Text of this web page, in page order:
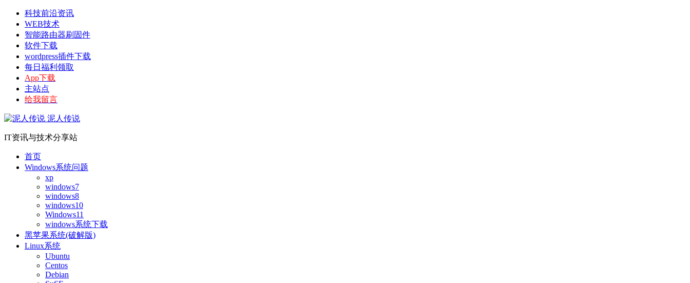
科技前沿资讯
WEB技术
智能路由器刷固件
软件下载
wordpress插件下载
每日福利领取
App下载
主站点
给我留言
泥人传说
IT资讯与技术分享站
首页
Windows系统问题
xp
windows7
windows8
windows10
Windows11
windows系统下载
黑苹果系统(破解版)
Linux系统
Ubuntu
Centos
Debian